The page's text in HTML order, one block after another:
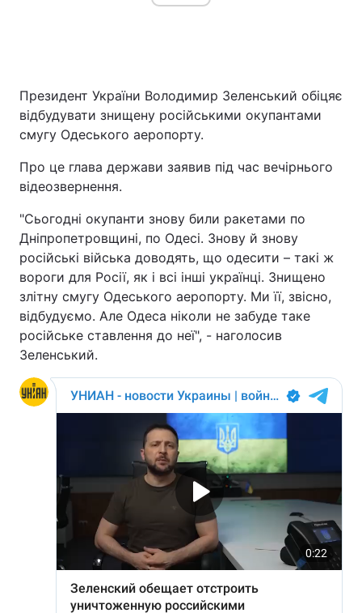
Президент України Володимир Зеленський обіцяє
відбудувати знищену російськими окупантами
смугу Одеського аеропорту.
Про це глава держави заявив під час вечірнього
відеозвернення.
"Сьогодні окупанти знову били ракетами по
Дніпропетровщині, по Одесі. Знову й знову
російські війська доводять, що одесити – такі ж
вороги для Росії, як і всі інші українці. Знищено
злітну смугу Одеського аеропорту. Ми її, звісно,
відбудуємо. Але Одеса ніколи не забуде таке
російське ставлення до неї", - наголосив
Зеленський.